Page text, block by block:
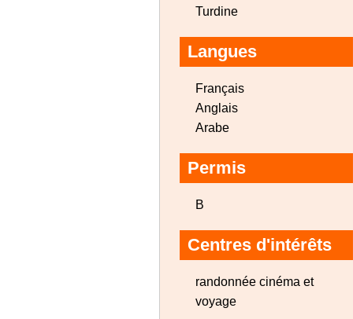
Turdine
Langues
Français
Anglais
Arabe
Permis
B
Centres d'intérêts
randonnée cinéma et
voyage